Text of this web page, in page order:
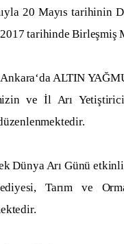
20 Mayıs
2017 tarihinde
ALTIN
ve İl Arı
Arı Günü
Tarım ve